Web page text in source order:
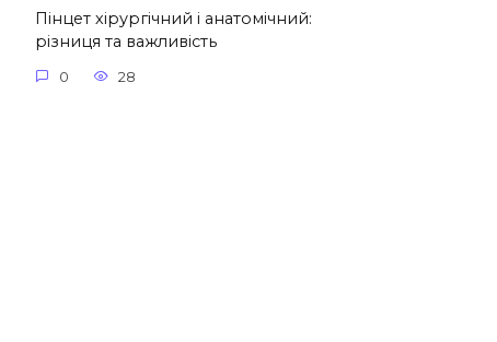
Пінцет хірургічний і анатомічний:
різниця та важливість
0 28